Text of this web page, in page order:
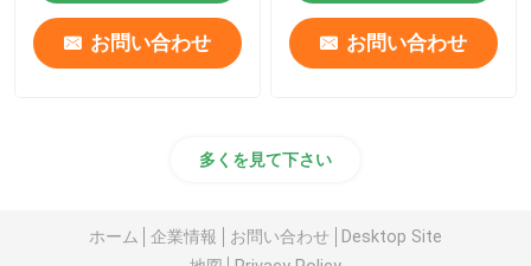
お問い合わせ お問い合わせ
多くを見て下さい
ホーム 企業情報 お問い合わせ
Desktop Site